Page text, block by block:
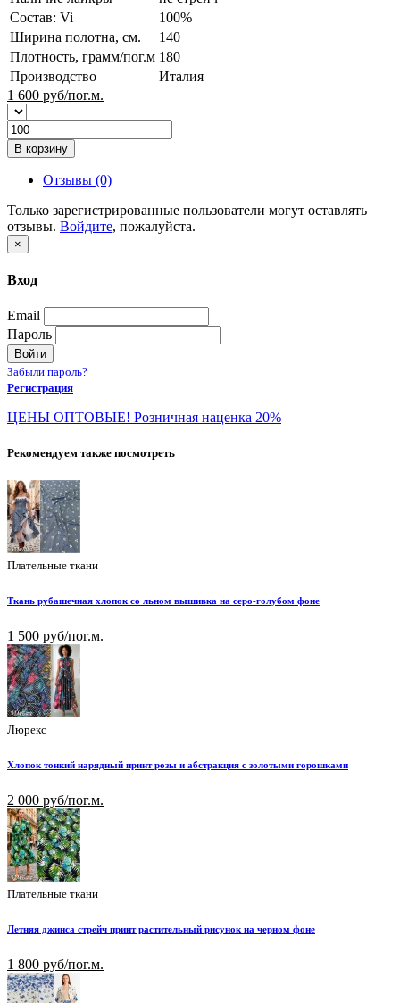
Состав: Vi
100%
Ширина полотна, см.
140
Плотность, грамм/пог.м 180
Производство
Италия
1 600 руб/пог.м.
В корзину
Отзывы (0)
Только зарегистрированные пользователи могут оставлять
отзывы. Войдите, пожалуйста.
×
Вход
Email
Пароль
Войти
Забыли пароль?
Регистрация
ЦЕНЫ ОПТОВЫЕ! Розничная наценка 20%
Рекомендуем также посмотреть
Плательные ткани
Ткань рубашечная хлопок со льном вышивка на серо-голубом фоне
1 500 руб/пог.м.
Люрекс
Хлопок тонкий нарядный принт розы и абстракция с золотыми горошками
2 000 руб/пог.м.
Плательные ткани
Летняя джинса стрейч принт растительный рисунок на черном фоне
1 800 руб/пог.м.